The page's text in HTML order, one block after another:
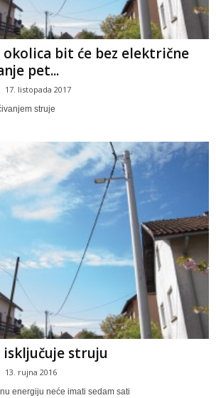
okolica bit će bez električne
pet...
17. listopada 2017
struje
struju
13. rujna 2016
energiju neće imati sedam sati